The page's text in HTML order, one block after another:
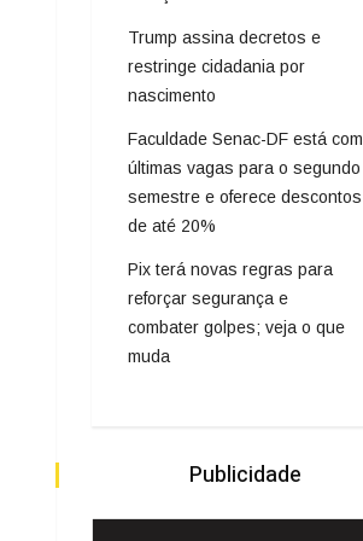
Trump assina decretos e
restringe cidadania por
nascimento
Faculdade Senac-DF está com
últimas vagas para o segundo
semestre e oferece descontos
de até 20%
Pix terá novas regras para
reforçar segurança e
combater golpes; veja o que
muda
Publicidade